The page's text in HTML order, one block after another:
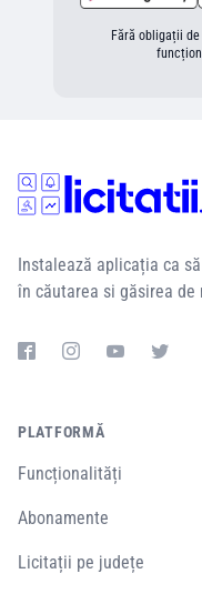
Fără obligații
Instalează aplicația ca
în căutarea si găsirea
PLATFORMĂ
Funcționalități
Abonamente
Licitații pe județe